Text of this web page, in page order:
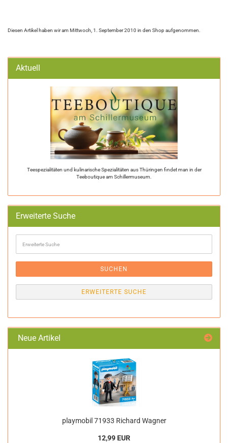
Diesen Artikel haben wir am Mittwoch, 1. September 2010 in den Shop aufgenommen.
Aktuell
Teespezialitäten und kulinarische Spezialitäten aus Thüringen findet man in der
Teeboutique am Schillermuseum.
Erweiterte Suche
Suche
SUCHEN
ERWEITERTE SUCHE
Neue Artikel
playmobil 71933 Richard Wagner
12,99 EUR